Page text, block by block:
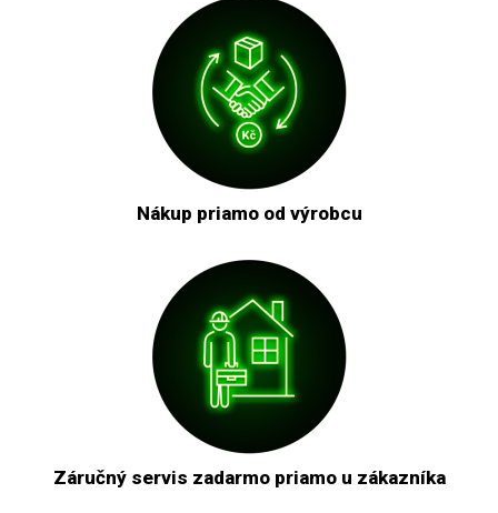
Nákup priamo od výrobcu
Záručný servis zadarmo priamo u zákazníka